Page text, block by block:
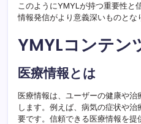
このようにYMYLが持つ重要性と
情報発信がより意義深いものとな
YMYLコンテン
医療情報とは
医療情報は、ユーザーの健康や
します。例えば、病気の症状や
要です。信頼できる医療情報を